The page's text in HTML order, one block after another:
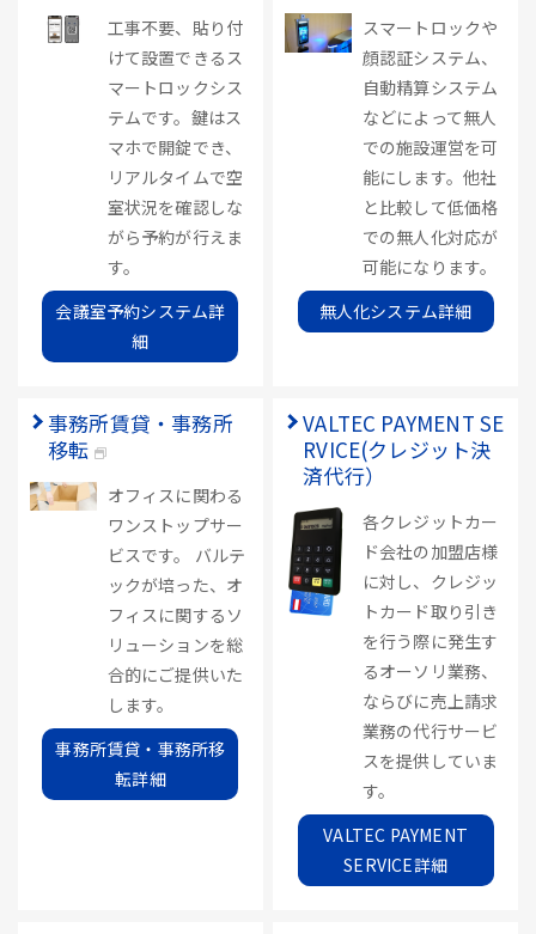
工事不要、貼り付
けて設置できるス
マートロックシス
テムです。鍵はス
マホで開錠でき、
リアルタイムで空
室状況を確認しな
がら予約が行えま
す。
会議室予約システム詳
細
スマートロックや
顔認証システム、
自動精算システム
などによって無人
での施設運営を可
能にします。他社
と比較して低価格
での無人化対応が
可能になります。
無人化システム詳細
事務所賃貸・事務所
移転
オフィスに関わる
ワンストップサー
ビスです。 バルテ
ックが培った、オ
フィスに関するソ
リューションを総
合的にご提供いた
します。
事務所賃貸・事務所移
転詳細
VALTEC PAYMENT SE
RVICE(クレジット決
済代行）
各クレジットカー
ド会社の加盟店様
に対し、クレジッ
トカード取り引き
を行う際に発生す
るオーソリ業務、
ならびに売上請求
業務の代行サービ
スを提供していま
す。
VALTEC PAYMENT
SERVICE詳細